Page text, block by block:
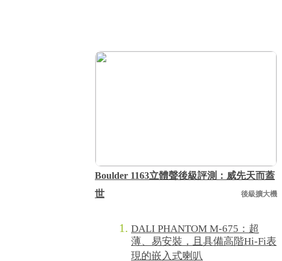
Boulder 1163立體聲後級評測：威先天而蓋
世
後級擴大機
DALI PHANTOM M-675：超
薄、易安裝，且具備高階Hi-Fi表
現的嵌入式喇叭